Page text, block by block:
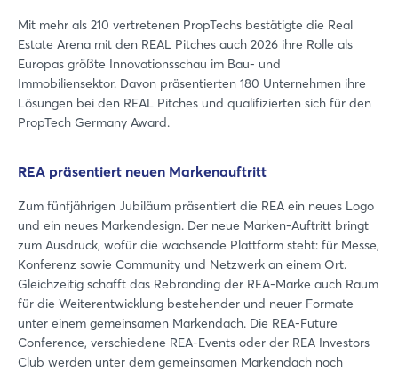
Mit mehr als 210 vertretenen PropTechs bestätigte die Real
Estate Arena mit den REAL Pitches auch 2026 ihre Rolle als
Europas größte Innovationsschau im Bau- und
Immobiliensektor. Davon präsentierten 180 Unternehmen ihre
Lösungen bei den REAL Pitches und qualifizierten sich für den
PropTech Germany Award.
REA präsentiert neuen Markenauftritt
Zum fünfjährigen Jubiläum präsentiert die REA ein neues Logo
und ein neues Markendesign. Der neue Marken-Auftritt bringt
zum Ausdruck, wofür die wachsende Plattform steht: für Messe,
Konferenz sowie Community und Netzwerk an einem Ort.
Gleichzeitig schafft das Rebranding der REA-Marke auch Raum
für die Weiterentwicklung bestehender und neuer Formate
unter einem gemeinsamen Markendach. Die REA-Future
Conference, verschiedene REA-Events oder der REA Investors
Club werden unter dem gemeinsamen Markendach noch
Login
Passwort vergessen?
Noch nicht angemeldet?
Jetzt registrieren